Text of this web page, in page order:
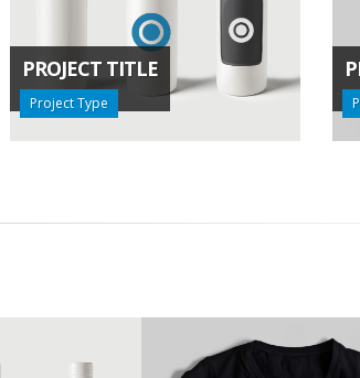
PROJECT TITLE
Project Type